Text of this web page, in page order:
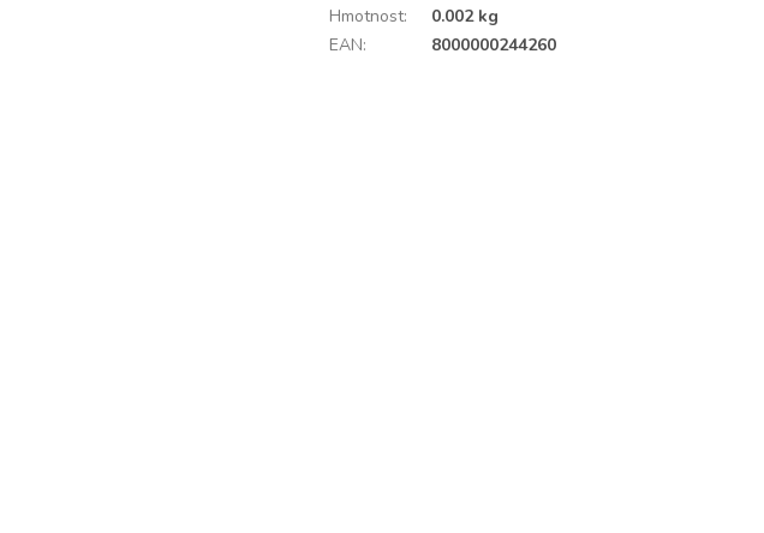
Hmotnost:
0.002 kg
EAN: 8000000244260